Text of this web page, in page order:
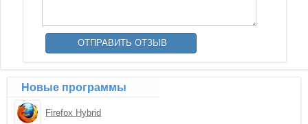
Новые программы
Firefox Hybrid